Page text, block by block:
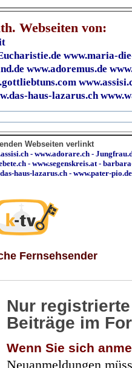
Webseiten von:
www.maria-
www.adoremus.de
haus-lazarus.ch
Webseiten verlinkt
- www.adorare.ch -
- www.segenskreis.at-
haus-lazarus.ch - www.pater-pio.de
Fernsehsender
Nur
Beiträge im
Wenn Sie sich
Neuanmeldungen